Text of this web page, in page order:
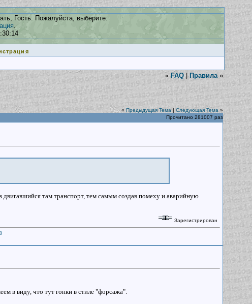
Гость. Пожалуйста, выберите:
.
« FAQ | Правила »
« Предыдущая Тема | Следующая Тема »
Прочитано 281007 раз
там транспорт, тем самым создав помеху и аварийную
Зарегистрирован
в виду, что тут гонки в стиле "форсажа".